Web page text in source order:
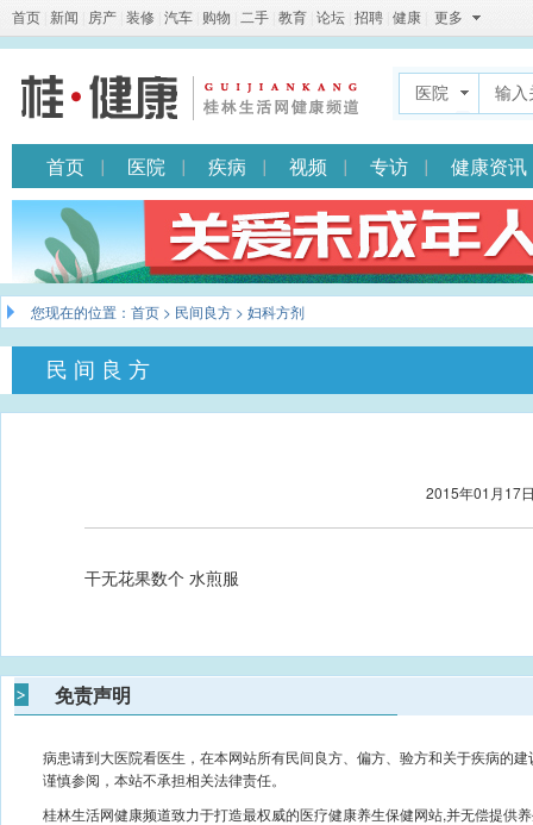
首页 新闻 房产 装修 汽车 购物 二手 教育 论坛 招聘 健康 更多
医院
首页 医院 疾病 视频 专访 健康资讯
您现在的位置： 首页 > 民间良方 > 妇科方剂
民间良方
2015年01月17
干无花果数个 水煎服
免责声明
病患请到大医院看医生，在本网站所有民间良方、偏方、验方和关于疾病的
谨慎参阅，本站不承担相关法律责任。
桂林生活网健康频道致力于打造最权威的医疗健康养生保健网站,并无偿提供